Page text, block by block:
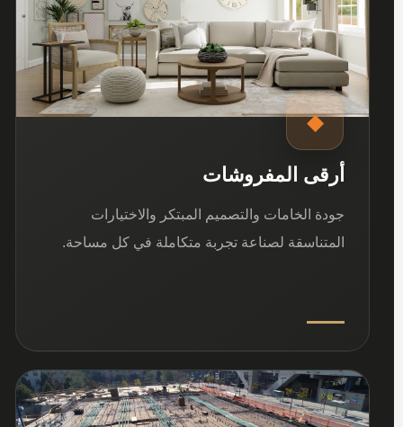
◆
أرقى المفروشات
جودة الخامات والتصميم المبتكر والاختيارات
المتناسقة لصناعة تجربة متكاملة في كل مساحة.